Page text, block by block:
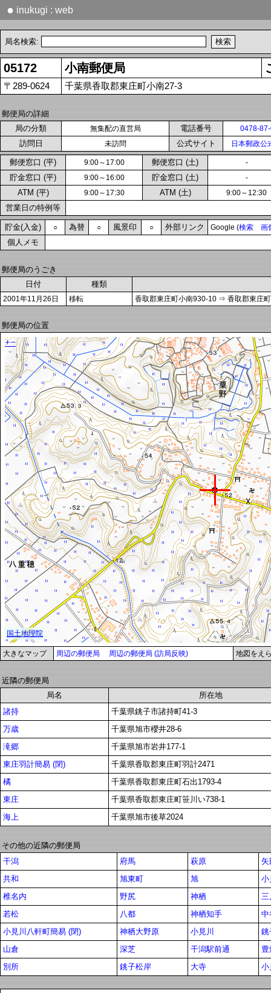
● inukugi : web
局名検索:
05172 小南郵便局
〒289-0624 千葉県香取郡東庄町小南27-3
郵便局の詳細
局の分類
無集配の直営局 電話番号 0478-
訪問日 未訪問 公式サイト 日本郵政公
郵便窓口 (平) 9:00～17:00 郵便窓口 (土) -
貯金窓口 (平) 9:00～16:00 貯金窓口 (土) -
ATM (平) 9:00～17:30 ATM (土) 9:00～12:30
営業日の特例等
貯金(入金) ○ 為替 ○ 風景印 ○ 外部リンク Google (検索 画
個人メモ
郵便局のうごき
日付
種類
2001年11月26日 移転 香取郡東庄町小南930-10 ⇒ 香取郡東庄
郵便局の位置
大きなマップ 周辺の郵便局 周辺の郵便局 (訪局反映) 地図をえ
近隣の郵便局
局名
所在地
諸持
千葉県銚子市諸持町41-3
万歳
千葉県旭市櫻井28-6
滝郷
千葉県旭市岩井177-1
東庄羽計簡易 (閉)
千葉県香取郡東庄町羽計2471
橘
千葉県香取郡東庄町石出1793-4
東庄
千葉県香取郡東庄町笹川い738-1
海上
千葉県旭市後草2024
その他の近隣の郵便局
干潟
府馬 萩原
矢
共和
旭東町 旭
小
椎名内
野尻 神栖
三
若松
八都 神栖知手
中
小見川八軒町簡易 (閉)
神栖大野原 小見川
銚
山倉
深芝 干潟駅前通
豊
別所
銚子松岸 大寺 小